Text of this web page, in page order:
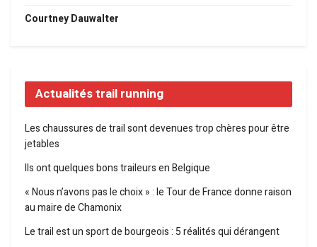
Courtney Dauwalter
Actualités trail running
Les chaussures de trail sont devenues trop chères pour être
jetables
Ils ont quelques bons traileurs en Belgique
« Nous n’avons pas le choix » : le Tour de France donne raison
au maire de Chamonix
Le trail est un sport de bourgeois : 5 réalités qui dérangent